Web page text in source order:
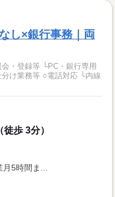
し×銀行事務｜両
・登録等 └PC・銀行専用
話対応 └内線
歩 3分）
5時間ま...